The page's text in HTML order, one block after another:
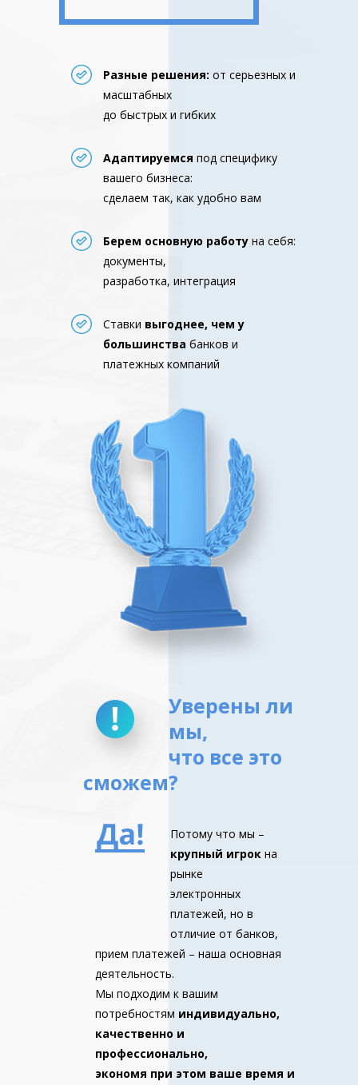
Разные решения: от серьезных и
масштабных
до быстрых и гибких
Адаптируемся под специфику
вашего бизнеса:
сделаем так, как удобно вам
Берем основную работу на себя:
документы,
разработка, интеграция
Ставки выгоднее, чем у
большинства банков и
платежных компаний
Уверены ли
мы,
что все это
сможем?
Потому что мы –
крупный игрок на
рынке
электронных
платежей, но в
отличие от банков,
прием платежей – наша основная
деятельность.
Мы подходим к вашим
потребностям индивидуально,
качественно и
профессионально,
экономя при этом ваше время и